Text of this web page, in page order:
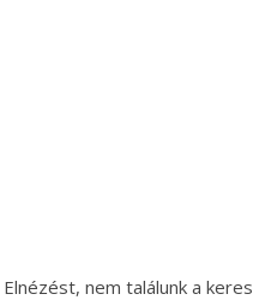
Elnézést, nem találunk a